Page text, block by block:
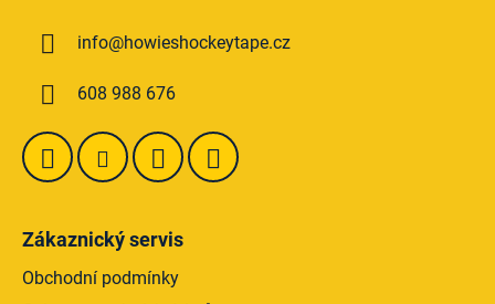
info@howieshockeytape.cz
608 988 676
Zákaznický servis
Obchodní podmínky